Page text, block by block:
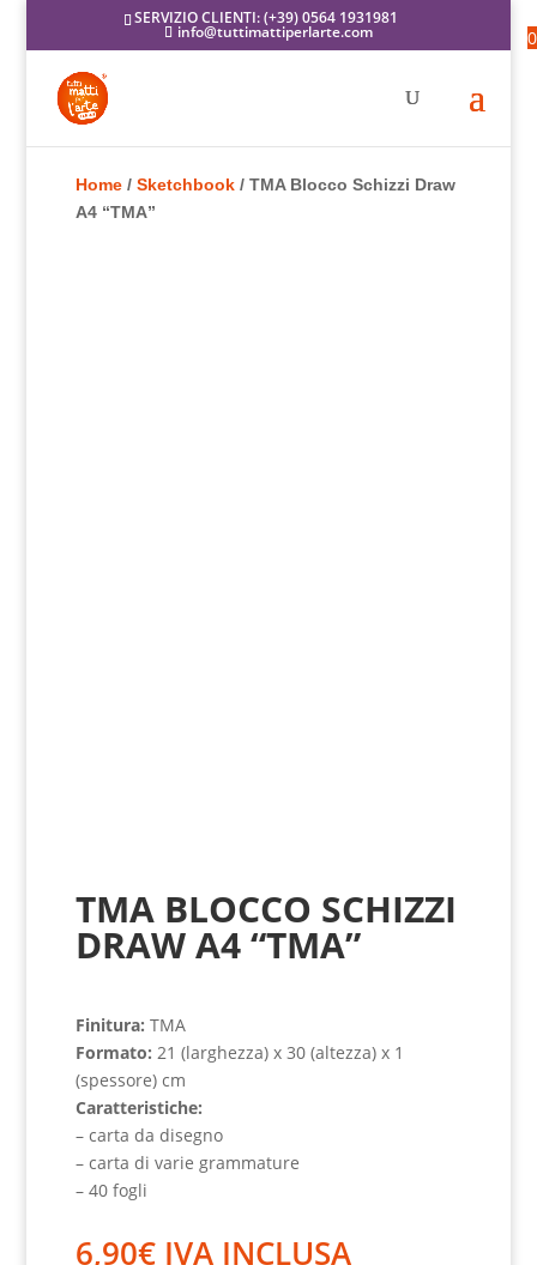
SERVIZIO CLIENTI: (+39) 0564 1931981
info@tuttimattiperlarte.com
Home/ Sketchbook/ TMA Blocco Schizzi Draw
A4 “TMA”
TMA BLOCCO SCHIZZI
DRAW A4 “TMA”
Finitura: TMA
Formato: 21 (larghezza) x 30 (altezza) x 1
(spessore) cm
Caratteristiche:
– carta da disegno
– carta di varie grammature
– 40 fogli
6,90€ IVA INCLUSA
0